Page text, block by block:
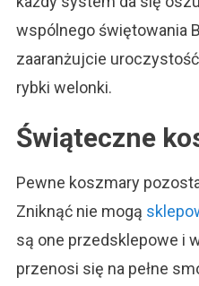
wspólnego świętowania
zaaranżujcie
rybki welonki.
Świąteczne
Pewne koszmary
Zniknąć nie mogą
są one przedsklepowe i
przenosi się na pełne